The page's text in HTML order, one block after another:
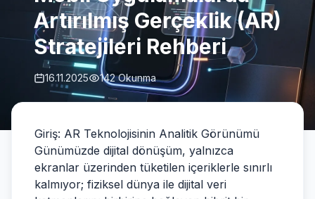
Artırılmış Gerçeklik (AR)
Stratejileri Rehberi
16.11.2025 142 Okunma
Giriş: AR Teknolojisinin Analitik Görünümü
Günümüzde dijital dönüşüm, yalnızca
ekranlar üzerinden tüketilen içeriklerle sınırlı
kalmıyor; fiziksel dünya ile dijital veri